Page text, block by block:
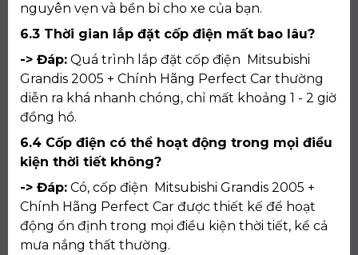
nguyên vẹn và bền bỉ cho xe của bạn.
6.3 Thời gian lắp đặt cốp điện mất bao lâu?
-> Đáp: Quá trình lắp đặt cốp điện Mitsubishi
Grandis 2005 + Chính Hãng Perfect Car thường
diễn ra khá nhanh chóng, chỉ mất khoảng 1 - 2 giờ
đồng hồ.
6.4 Cốp điện có thể hoạt động trong mọi điều
kiện thời tiết không?
-> Đáp: Có, cốp điện Mitsubishi Grandis 2005 +
Chính Hãng Perfect Car được thiết kế để hoạt
động ổn định trong mọi điều kiện thời tiết, kể cả
mưa nắng thất thường.